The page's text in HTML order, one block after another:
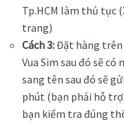
Tp.HCM làm thủ tục
trang)
Cách 3:Đặt hàng
Vua Sim sau đó sẽ
sang tên sau đó sẽ
phút (bạn phải hỗ
bạn kiểm tra đúng